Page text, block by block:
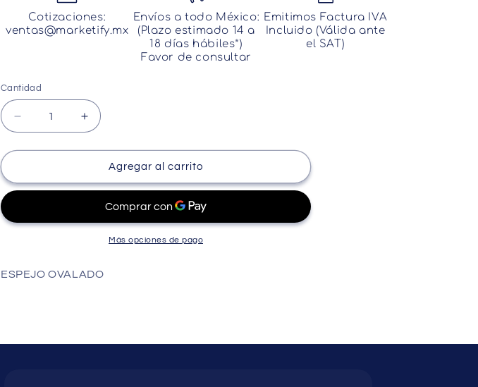
Cotizaciones:
ventas@marketify.mx
Envíos a todo México:
(Plazo estimado 14 a
18 días hábiles*)
Favor de consultar
Emitimos Factura IVA
Incluido (Válida ante
el SAT)
Cantidad
Cantidad
Reducir
cantidad
para
OVALADO
Aumentar
cantidad
para
ESPEJO
OVALADO
Agregar al carrito
Más opciones de pago
ESPEJO OVALADO